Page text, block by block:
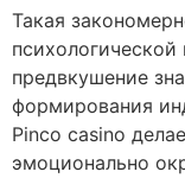
Такая
предвкушение
формирования
Pinco casino
эмоционально